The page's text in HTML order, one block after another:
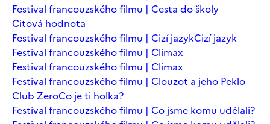
Festival francouzského filmu | Cesta do školy
Citová hodnota
Festival francouzského filmu | Cizí jazykCizí jazyk
Festival francouzského filmu | Climax
Festival francouzského filmu | Climax
Festival francouzského filmu | Clouzot a jeho Peklo
Club ZeroCo je ti holka?
Festival francouzského filmu | Co jsme komu udělali?